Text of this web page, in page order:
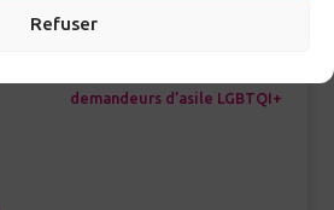
Refuser
Les trajectoires invisibles du risque : ce
demandeurs d’asile LGBTQI+